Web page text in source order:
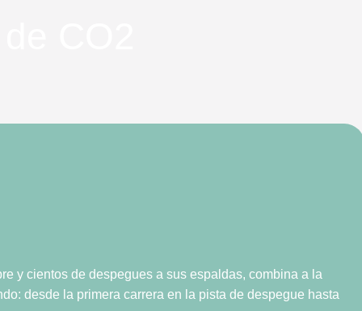
y cientos de despegues a sus espaldas, combina a la
desde la primera carrera en la pista de despegue hasta